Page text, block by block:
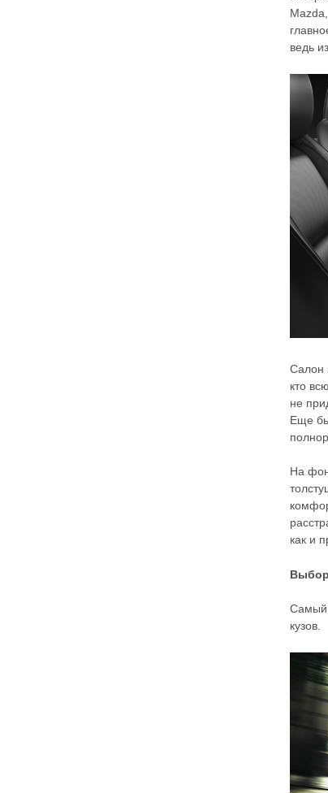
ведь
Салон
кто
не
Еще
На
как и
Самый
кузов.